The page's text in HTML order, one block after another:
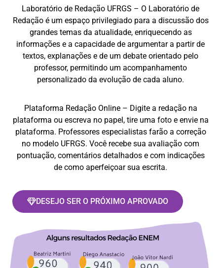
Laboratório de Redação UFRGS – O Laboratório de
Redação é um espaço privilegiado para a discussão dos
grandes temas da atualidade, enriquecendo as
informações e a capacidade de argumentar a partir de
textos, explanações e de um debate orientado pelo
professor, permitindo um acompanhamento
personalizado da evolução de cada aluno.
Plataforma Redação Online – Digite a redação na
plataforma ou escreva no papel, tire uma foto e envie na
plataforma. Professores especialistas farão a correção
no modelo UFRGS. Você recebe sua avaliação com
pontuação, comentários detalhados e com indicações
de como aperfeiçoar sua escrita.
DESEJO SER O PRÓXIMO APROVADO